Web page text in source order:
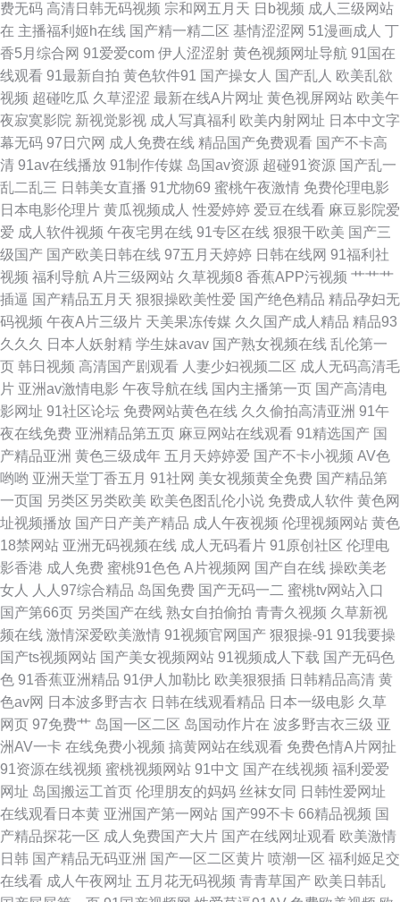
在钱 AV成人资源在线 黄色三级免费网址 日本叉叉叉成人片 91极品在线 国
产亚洲在线 日本精品中文字幕 18AV爱爱 超碰免费成人 九九热草 日韩AV 99
免费视频 国产无套普通话 欧美桃色网 伊人成人电影 成人Av色情 免费黄色视
频链接 精品国产区久久 成人电影A片 日本高清不卡网站 色色思思 国产精品
野外三级 日本日屄 TS紫苑在线观看 老湿A片 五月天午夜影院 AV大香蕉伊人
网 精东成人短视频 午夜性福利 肏屄彰武 狼友AV在线 五月素人人妻 www91
操 欧美日B毛片视频 51草逼 福利站av
费无码 高清日韩无码视频 宗和网五月天 日b视频 成人三级网站
在 主播福利姬h在线 国产精一精二区 基情涩涩网 51漫画成人 丁
香5月综合网 91爱爱com 伊人涩涩射 黄色视频网址导航 91国在
线观看 91最新自拍 黄色软件91 国产操女人 国产乱人 欧美乱欲
视频 超碰吃瓜 久草涩涩 最新在线A片网址 黄色视屏网站 欧美午
夜寂寞影院 新视觉影视 成人写真福利 欧美内射网址 日本中文字
幕无码 97日穴网 成人免费在线 精品国产免费观看 国产不卡高
清 91av在线播放 91制作传媒 岛国av资源 超碰91资源 国产乱一
乱二乱三 日韩美女直播 91尤物69 蜜桃午夜激情 免费伦理电影
日本电影伦理片 黄瓜视频成人 性爱婷婷 爱豆在线看 麻豆影院爱
爱 成人软件视频 午夜宅男在线 91专区在线 狠狠干欧美 国产三
级国产 国产欧美日韩在线 97五月天婷婷 日韩在线网 91福利社
视频 福利导航 A片三级网站 久草视频8 香蕉APP污视频 艹艹艹
插逼 国产精品五月天 狠狠操欧美性爱 国产绝色精品 精品孕妇无
码视频 午夜A片三级片 天美果冻传媒 久久国产成人精品 精品93
久久久
日本人妖射精 学生妹avav 国产熟女视频在线 乱伦第一
页 韩日视频 高清国产剧观看 人妻少妇视频二区 成人无码高清毛
片 亚洲av激情电影 午夜导航在线 国内主播第一页 国产高清电
影网址 91社区论坛 免费网站黄色在线 久久偷拍高清亚洲 91午
夜在线免费 亚洲精品第五页 麻豆网站在线观看 91精选国产 国
产精品亚洲 黄色三级成年 五月天婷婷爱 国产不卡小视频 AV色
哟哟 亚洲天堂丁香五月 91社网 美女视频黄全免费 国产精品第
一页国 另类区另类欧美 欧美色图乱伦小说 免费成人软件 黄色网
址视频播放 国产日产美产精品 成人午夜视频 伦理视频网站 黄色
18禁网站 亚洲无码视频在线 成人无码看片 91原创社区 伦理电
影香港 成人免费 蜜桃91色色 A片视频网 国产自在线 操欧美老
女人
人人97综合精品 岛国免费 国产无码一二 蜜桃tv网站入口
国产第66页 另类国产在线 熟女自拍偷拍 青青久视频 久草新视
频在线 激情深爱欧美激情 91视频官网国产 狠狠操-91 91我要操
国产ts视频网站 国产美女视频网站 91视频成人下载 国产无码色
色 91香蕉亚洲精品 91伊人加勒比 欧美狠狠插 日韩精品高清 黄
色av网 日本波多野吉衣 日韩在线观看精品 日本一级电影 久草
网页 97免费艹 岛国一区二区 岛国动作片在 波多野吉衣三级 亚
洲AV一卡 在线免费小视频 搞黄网站在线观看 免费色情A片网扯
91资源在线视频 蜜桃视频网站 91中文 国产在线视频 福利爱爱
网址 岛国搬运工首页 伦理朋友的妈妈 丝袜女同 日韩性爱网址
在线观看日本黄 亚洲国产第一网站 国产99不卡 66精品视频 国
产精品探花一区 成人免费国产大片 国产在线网址观看 欧美激情
日韩 国产精品无码亚洲 国产一区二区黄片 喷潮一区 福利姬足交
在线看 成人午夜网址 五月花无码视频 青青草国产 欧美日韩乱